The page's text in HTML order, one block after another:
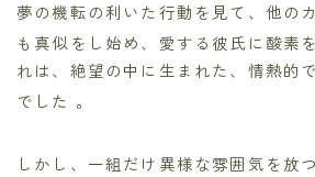
夢の機転の利いた行動を見て、他の
も真似をし始め、愛する彼氏に酸素
れは、絶望の中に生まれた、情熱的
でした 。
しかし、一組だけ異様な雰囲気を放